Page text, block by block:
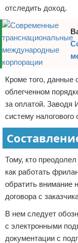
отследить доход.
Кроме того, данные
облегченном
за оплатой.
систему налогового
Тому, кто
как работать
обратить внимание
договора с
В нем следует
с электронными
документации с